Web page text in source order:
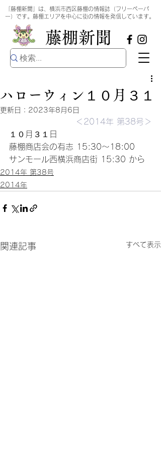
​藤棚新聞
「藤棚新聞」は、横浜市西区藤棚の情報誌（フリーペーパ
ー）です。藤棚エリアを中心に街の情報を発信しています。
ハローウィン１０月３１
更新日： 2023年8月6日
＜2014年 第38号＞
１０月３１日
藤棚商店会の有志 15:30～18:00
サンモール西横浜商店街 15:30 から
2014年 第38号
2014年
関連記事 すべて表示